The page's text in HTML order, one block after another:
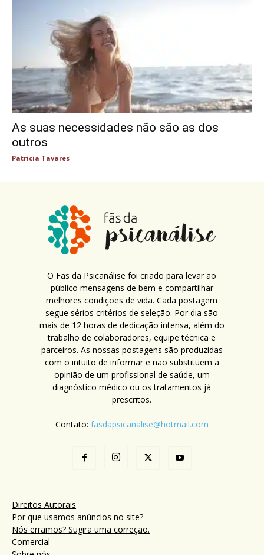
As suas necessidades não são as dos
outros
Patricia Tavares
O Fãs da Psicanálise foi criado para levar ao
público mensagens de bem e compartilhar
melhores condições de vida. Cada postagem
segue sérios critérios de seleção. Por dia são
mais de 12 horas de dedicação intensa, além do
trabalho de colaboradores, equipe técnica e
parceiros. As nossas postagens são produzidas
com o intuito de informar e não substituem a
opinião de um profissional de saúde, um
diagnóstico médico ou os tratamentos já
prescritos.
Contato: fasdapsicanalise@hotmail.com
Direitos Autorais
Por que usamos anúncios no site?
Nós erramos? Sugira uma correção.
Comercial